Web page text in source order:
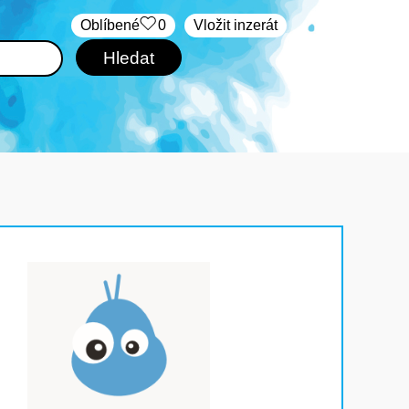
Vložit inzerát
Oblíbené 0